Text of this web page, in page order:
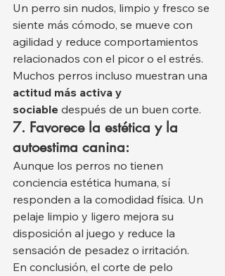
Un perro sin nudos, limpio y fresco se
siente más cómodo, se mueve con
agilidad y reduce comportamientos
relacionados con el picor o el estrés.
Muchos perros incluso muestran una
actitud más activa y
sociable después de un buen corte.
7. Favorece la estética y la
autoestima canina:
Aunque los perros no tienen
conciencia estética humana, sí
responden a la comodidad física. Un
pelaje limpio y ligero mejora su
disposición al juego y reduce la
sensación de pesadez o irritación.
En conclusión, el corte de pelo